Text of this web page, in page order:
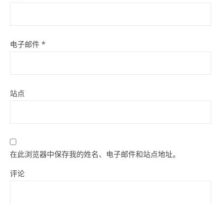
电子邮件 *
站点
在此浏览器中保存我的姓名、电子邮件和站点地址。
评论